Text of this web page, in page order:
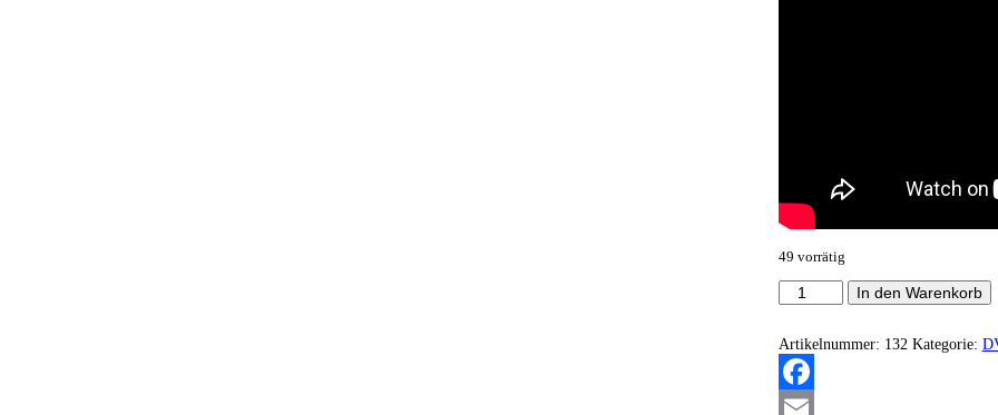
49 vorrätig
The
Hungry
Buckman
(PRF
Movie)
Menge
In den Warenkorb
Artikelnummer: 132 Kategorie:
Facebook